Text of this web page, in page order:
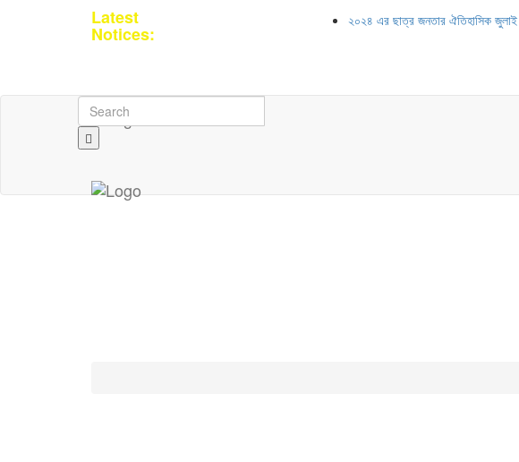
Latest
Notices:
২০২৪ এর ছাত্র জনতার ঐতিহাসিক জুলাই